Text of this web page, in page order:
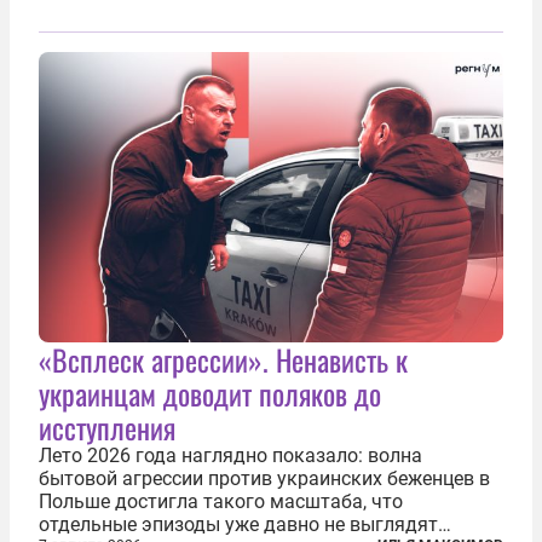
«Всплеск агрессии». Ненависть к
украинцам доводит поляков до
исступления
Лето 2026 года наглядно показало: волна
бытовой агрессии против украинских беженцев в
Польше достигла такого масштаба, что
отдельные эпизоды уже давно не выглядят